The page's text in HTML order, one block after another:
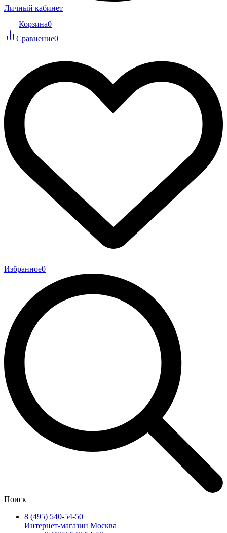
Личный кабинет
Корзина0
Сравнение0
Избранное0
Поиск
8 (495) 540-54-50
Интернет-магазин Москва